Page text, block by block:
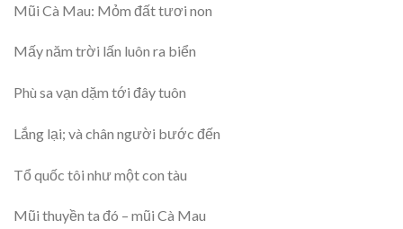
Mũi Cà Mau: Mỏm đất tươi non
Mấy năm trời lấn luôn ra biển
Phù sa vạn dặm tới đây tuôn
Lắng lại; và chân người bước đến
Tổ quốc tôi như một con tàu
Mũi thuyền ta đó – mũi Cà Mau